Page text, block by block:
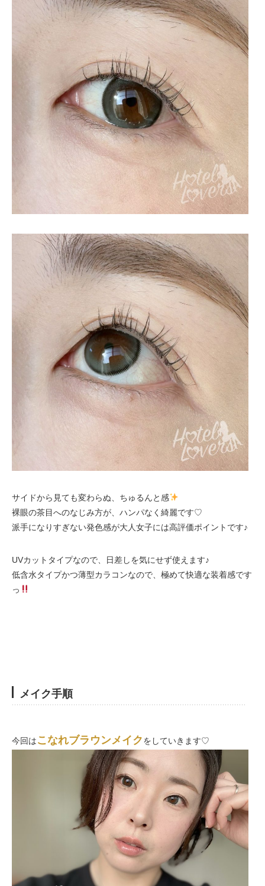
サイドから見ても変わらぬ、ちゅるんと感
裸眼の茶目へのなじみ方が、ハンパなく綺麗です♡
派手になりすぎない発色感が大人女子には高評価ポイントです♪
UVカットタイプなので、日差しを気にせず使えます♪
低含水タイプかつ薄型カラコンなので、極めて快適な装着感です
っ
メイク手順
今回はこなれブラウンメイクをしていきます♡